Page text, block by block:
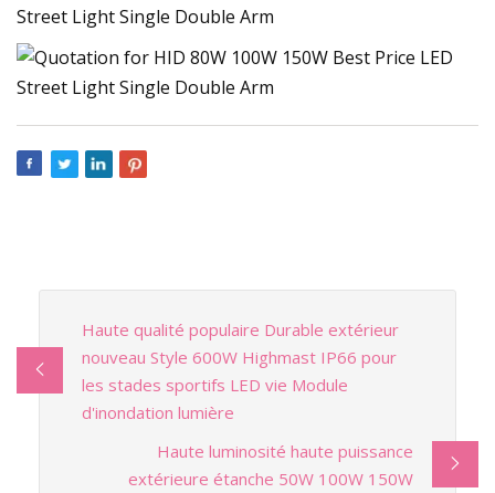
Haute qualité populaire Durable extérieur
nouveau Style 600W Highmast IP66 pour
les stades sportifs LED vie Module
d'inondation lumière
Haute luminosité haute puissance
extérieure étanche 50W 100W 150W